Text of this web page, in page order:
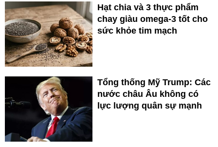
Hạt chia và 3 thực phẩm
chay giàu omega-3 tốt cho
sức khỏe tim mạch
Tổng thống Mỹ Trump: Các
nước châu Âu không có
lực lượng quân sự mạnh